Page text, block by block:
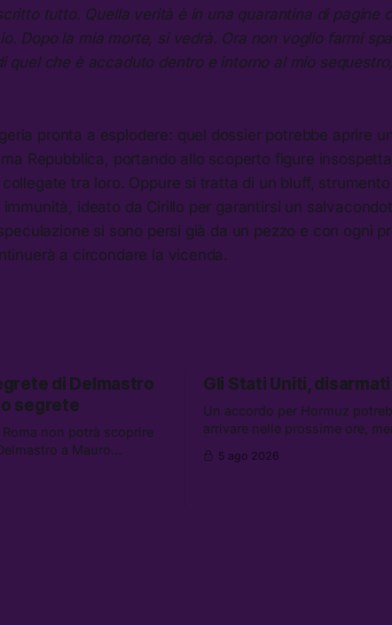
tutto. Quella verità è in una quarantina di pagine
Dopo la mia morte, si vedrà. Ora non voglio farmi
quel che è accaduto dentro e intorno al mio
pronta a esplodere: quel dossier potrebbe aprire
Repubblica, portando allo scoperto figure
tra loro. Oppure si tratta di un bluff,
ideato da Cirillo per garantirsi un
si sono persi già da un pezzo e con ogni
a circondare la vicenda.
di Delmastro
segrete
non potrà scoprire
a Mauro
le altre notizie: le IDF
Gli Stati Uniti, disarmati
Un accordo per Hormuz
arrivare nelle prossime ore,
gli Stati Uniti come disarmati.
5 ago 2026